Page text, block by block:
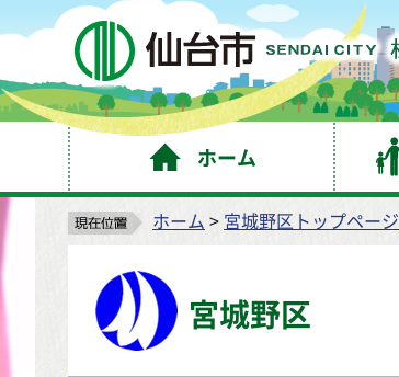
ホーム
ホーム > 宮城野区トップページ
宮城野区